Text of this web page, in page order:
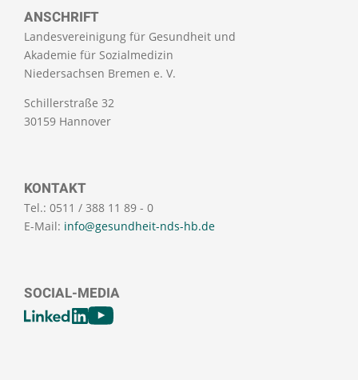
ANSCHRIFT
Landesvereinigung für Gesundheit und
Akademie für Sozialmedizin
Niedersachsen Bremen e. V.
Schillerstraße 32
30159 Hannover
KONTAKT
Tel.: 0511 / 388 11 89 - 0
E-Mail: info@gesundheit-nds-hb.de
SOCIAL-MEDIA
[SOCIALLINKSTITLE]